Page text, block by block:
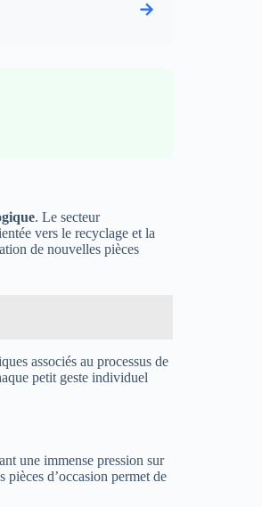
→
. Le secteur
vers le recyclage et la
de nouvelles pièces
associés au processus de
petit geste individuel
une immense pression sur
d’occasion permet de